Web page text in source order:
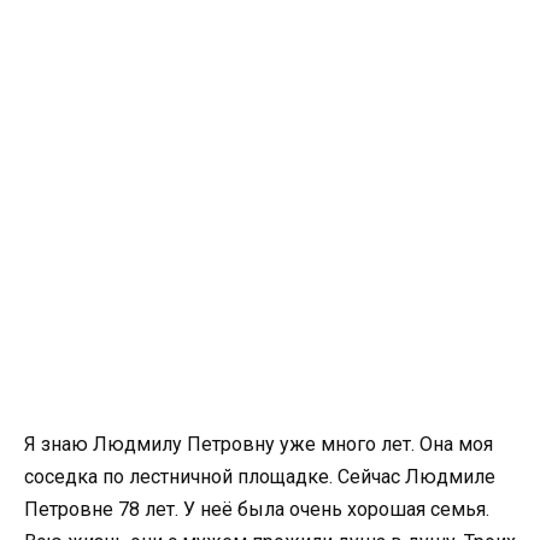
Я знаю Людмилу Петровну уже много лет. Она моя
соседка по лестничной площадке. Сейчас Людмиле
Петровне 78 лет. У неё была очень хорошая семья.